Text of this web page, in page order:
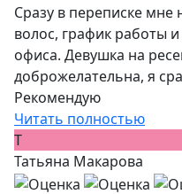
Сразу в переписке мне
волос, график работы
офиса. Девушка на
доброжелательна, я
Рекомендую
Читать полностью
Т
Татьяна Макарова